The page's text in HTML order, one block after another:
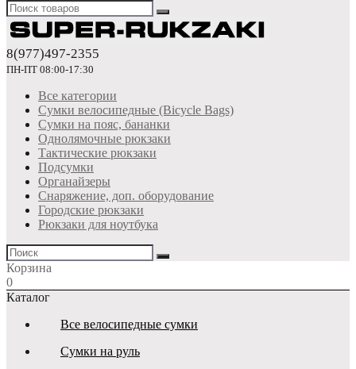
8(977)497-2355
ПН-ПТ 08:00-17:30
Все категории
Сумки велосипедные (Bicycle Bags)
Сумки на пояс, бананки
Однолямочные рюкзаки
Тактические рюкзаки
Подсумки
Органайзеры
Снаряжение, доп. оборудование
Городские рюкзаки
Рюкзаки для ноутбука
Корзина
0
Каталог
Все велосипедные сумки
Сумки на руль